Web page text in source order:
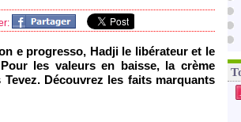
e progresso, Hadji le libérateur et le
les valeurs en baisse, la crème
Découvrez les faits marquants